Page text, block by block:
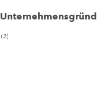
Unternehmensgründ
(2)